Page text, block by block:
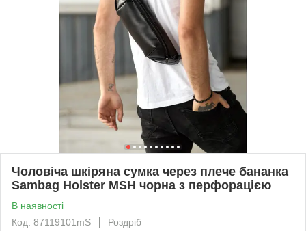
Чоловіча шкіряна сумка через плече бананка
Sambag Holster MSH чорна з перфорацією
В наявності
Код: 87119101mS
Роздріб